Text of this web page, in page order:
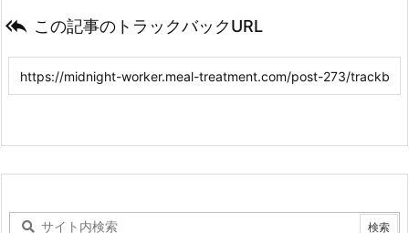
 この記事のトラックバックURL